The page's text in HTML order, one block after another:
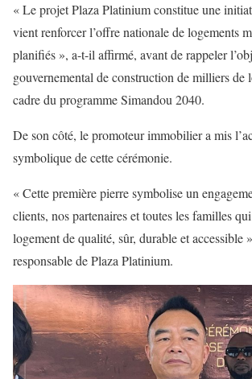
« Le projet Plaza Platinium constitue une
vient renforcer l’offre nationale de logements
planifiés », a-t-il affirmé, avant de rappeler
gouvernemental de construction de milliers de
cadre du programme Simandou 2040.
De son côté, le promoteur immobilier a mis
symbolique de cette cérémonie.
« Cette première pierre symbolise un
clients, nos partenaires et toutes les familles
logement de qualité, sûr, durable et accessible
responsable de Plaza Platinium.